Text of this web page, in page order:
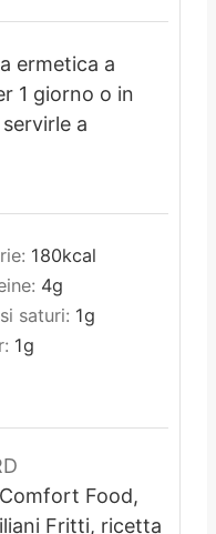
ermetica a
1 giorno o in
a
180kcal
4g
saturi: 1g
1g
Food,
Fritti, ricetta